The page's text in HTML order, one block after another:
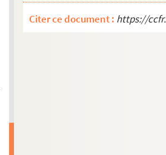
Citer ce document : https://